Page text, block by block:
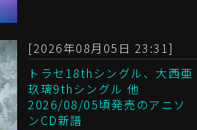
[2026年08月05日 23:31]
トラセ18thシングル、大西亜
玖璃9thシングル 他
2026/08/05頃発売のアニソ
ンCD新譜